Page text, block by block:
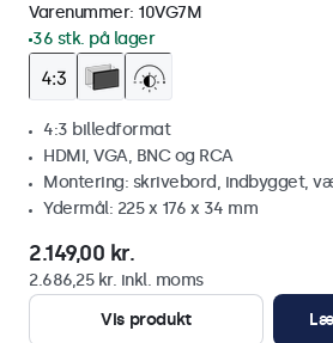
Varenummer: 10VG7M
36 stk. på lager
4:3 billedformat
HDMI, VGA, BNC og RCA
Montering: skrivebord, indbygget,
Ydermål: 225 x 176 x 34 mm
2.149,00 kr.
2.686,25 kr. inkl. moms
Vis produkt